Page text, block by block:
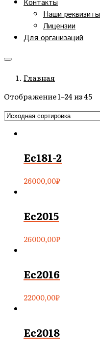
Контакты
Наши реквизиты
Лицензии
Для организаций
Главная
Отображение 1–24 из 45
Ec181-2
26000,00₽
Ec2015
26000,00₽
Ec2016
22000,00₽
Ec2018